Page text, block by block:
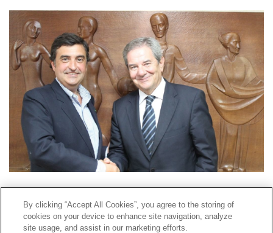
Línea Universal 900 203 203|Zona Privada Comisión de
Prestaciones Especiales
|Zona Privada Proveedor
By clicking “Accept All Cookies”, you agree to the storing of
cookies on your device to enhance site navigation, analyze
site usage, and assist in our marketing efforts.